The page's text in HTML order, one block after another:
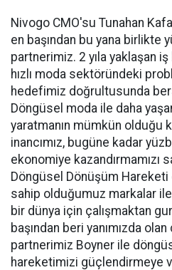
Nivogo CMO'su Tunahan
en başından bu yana birlikte
partnerimiz. 2 yıla yaklaşan
hızlı moda sektöründeki
hedefimiz doğrultusunda
Döngüsel moda ile daha
yaratmanın mümkün olduğu
inancımız, bugüne kadar
ekonomiye kazandırmamızı
Döngüsel Dönüşüm
sahip olduğumuz markalar
bir dünya için çalışmaktan
başından beri yanımızda
partnerimiz Boyner ile
hareketimizi güçlendirmeye